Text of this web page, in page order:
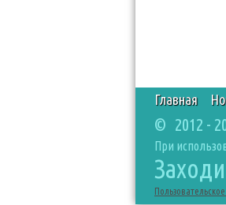
Главная
© 2012 -
При